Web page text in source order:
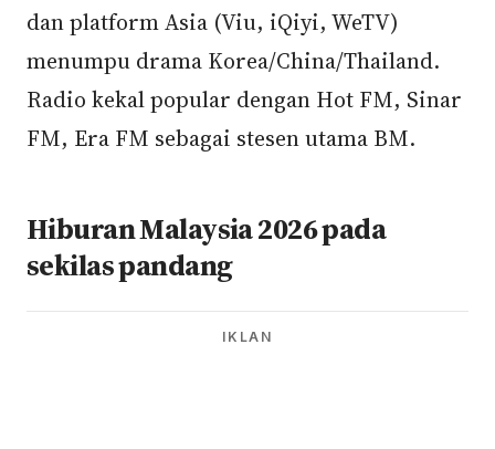
dan platform Asia (Viu, iQiyi, WeTV)
menumpu drama Korea/China/Thailand.
Radio kekal popular dengan Hot FM, Sinar
FM, Era FM sebagai stesen utama BM.
Hiburan Malaysia 2026 pada
sekilas pandang
IKLAN